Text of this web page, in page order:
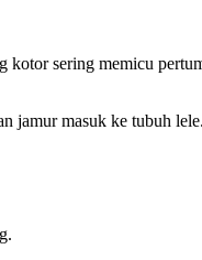
sering memicu
masuk ke tubuh